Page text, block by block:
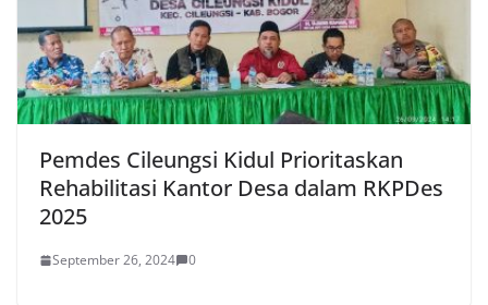
Pemdes Cileungsi Kidul Prioritaskan
Rehabilitasi Kantor Desa dalam RKPDes
2025
September 26, 2024 0